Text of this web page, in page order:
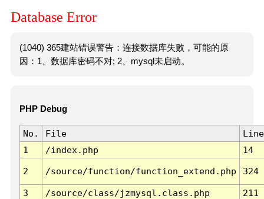
Database Error
(1040) 365建站错误警告：连接数据库失败，可能的原
因：1、数据库密码不对; 2、mysql未启动。
PHP Debug
No. File
Line
1
/index.php 14
2 /source/function/function_extend.php 324
3 /source/class/jzmysql.class.php
211